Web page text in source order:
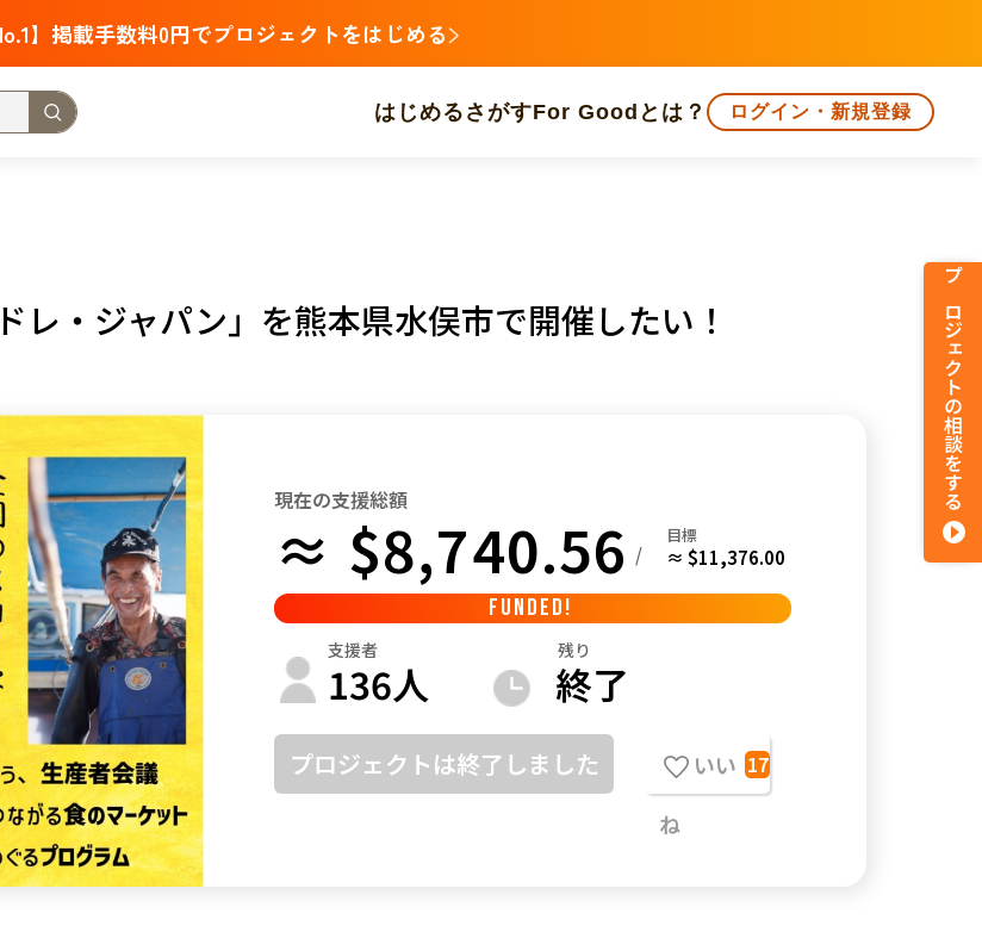
】掲載手数料0円でプロジェクトをはじめる
はじめる さがすFor Goodとは？ ログイン・新規登録
木 群馬 埼玉 千葉
山 石川 福井 山梨
賀 京都 大阪 兵庫
根 岡山 広島 山口
川 愛媛 高知
賀 長崎 熊本 大分 鹿児島 沖縄
レ・ジャパン」を熊本県水俣市で開催したい！
現在の支援総額
≈ $8,740.56 /
目標
≈ $11,376.00
FUNDED!
支援者
136人
残り
終了
プロジェクトは終了しました
いい
ね
17
プロジェクトの相談をする